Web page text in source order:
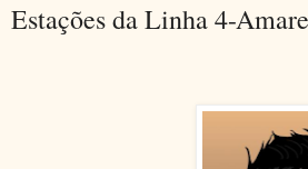
Estações da Linha 4-